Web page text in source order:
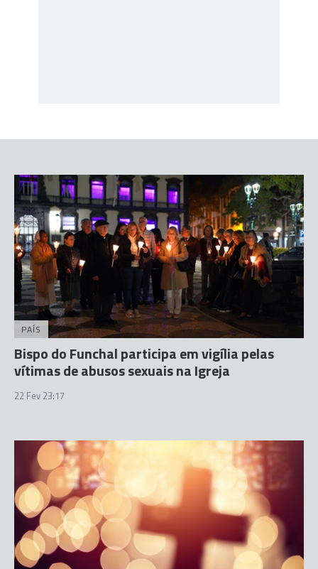
PAÍS
Bispo do Funchal participa em vigília pelas
vítimas de abusos sexuais na Igreja
22 Fev 23:17